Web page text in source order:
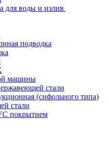
для воды и излив
подводка
машины
стали
(сифольного типа)
стали
покрытием